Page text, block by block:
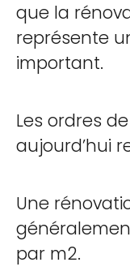
que la
représente
important.
Les ordres
aujourd’hui
Une
par m2.